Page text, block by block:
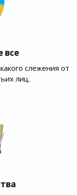
все
слежения от
лиц.